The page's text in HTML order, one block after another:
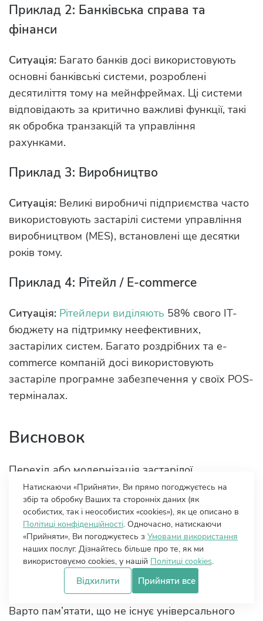
Натискаючи «Прийняти», Ви прямо погоджуєтесь на
збір та обробку Ваших та сторонніх даних (як
особистих, так і неособистих «cookies»), як це описано в
Політиці конфіденційності. Одночасно, натискаючи
«Прийняти», Ви погоджуєтесь з Умовами використання
наших послуг. Дізнайтесь більше про те, як ми
використовуємо cookies, у нашій Політиці cookies.
Прийняти все
Відхилити
Приклад 2: Банківська справа та
фінанси
Ситуація: Багато банків досі використовують
основні банківські системи, розроблені
десятиліття тому на мейнфреймах. Ці системи
відповідають за критично важливі функції, такі
як обробка транзакцій та управління
рахунками.
Приклад 3: Виробництво
Ситуація: Великі виробничі підприємства часто
використовують застарілі системи управління
виробництвом (MES), встановлені ще десятки
років тому.
Приклад 4: Рітейл / Е-commerce
Ситуація: Рітейлери виділяють 58% свого ІТ-
бюджету на підтримку неефективних,
застарілих систем. Багато роздрібних та e-
commerce компаній досі використовують
застаріле програмне забезпечення у своїх POS-
терміналах.
Висновок
Перехід або модернізація застарілої
інфраструктури може бути складним процесом,
однак це вигідна інвестиція для вашої
організації. Завдяки ретельній оцінці ваших
потреб і вибору відповідної стратегії ви можете
безперешкодно інтегрувати свої застарілі
системи з новітніми технологіями, формуючи
більш гнучкий, інноваційний та стійкий бізнес.
Варто пам’ятати, що не існує універсального